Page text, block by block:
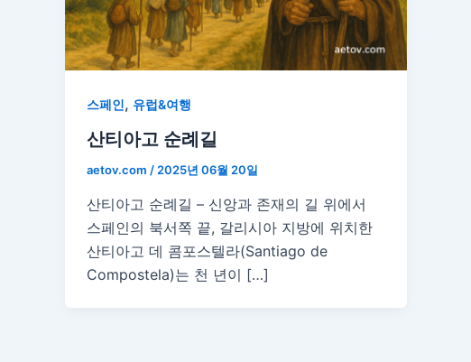
스페인, 유럽&여행
산티아고 순례길
aetov.com /2025년 06월 20일
산티아고 순례길 – 신앙과 존재의 길 위에서
스페인의 북서쪽 끝, 갈리시아 지방에 위치한
산티아고 데 콤포스텔라(Santiago de
Compostela)는 천 년이 […]